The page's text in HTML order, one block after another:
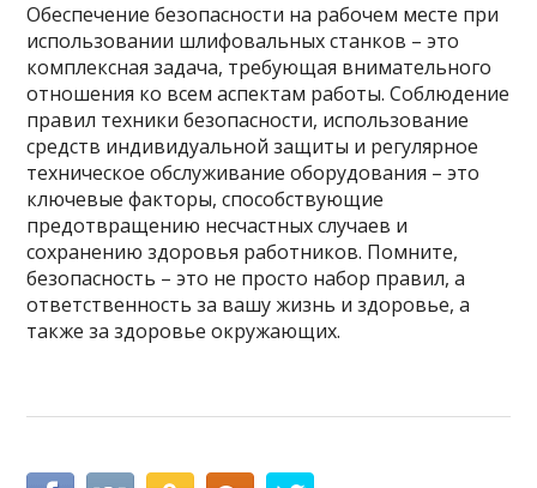
Обеспечение безопасности на рабочем месте при
использовании шлифовальных станков – это
комплексная задача, требующая внимательного
отношения ко всем аспектам работы. Соблюдение
правил техники безопасности, использование
средств индивидуальной защиты и регулярное
техническое обслуживание оборудования – это
ключевые факторы, способствующие
предотвращению несчастных случаев и
сохранению здоровья работников. Помните,
безопасность – это не просто набор правил, а
ответственность за вашу жизнь и здоровье, а
также за здоровье окружающих.